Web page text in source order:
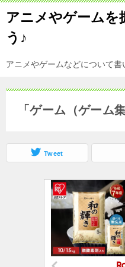
アニメやゲームを
う♪
アニメやゲームなどについて書
「ゲーム（ゲーム
Tweet